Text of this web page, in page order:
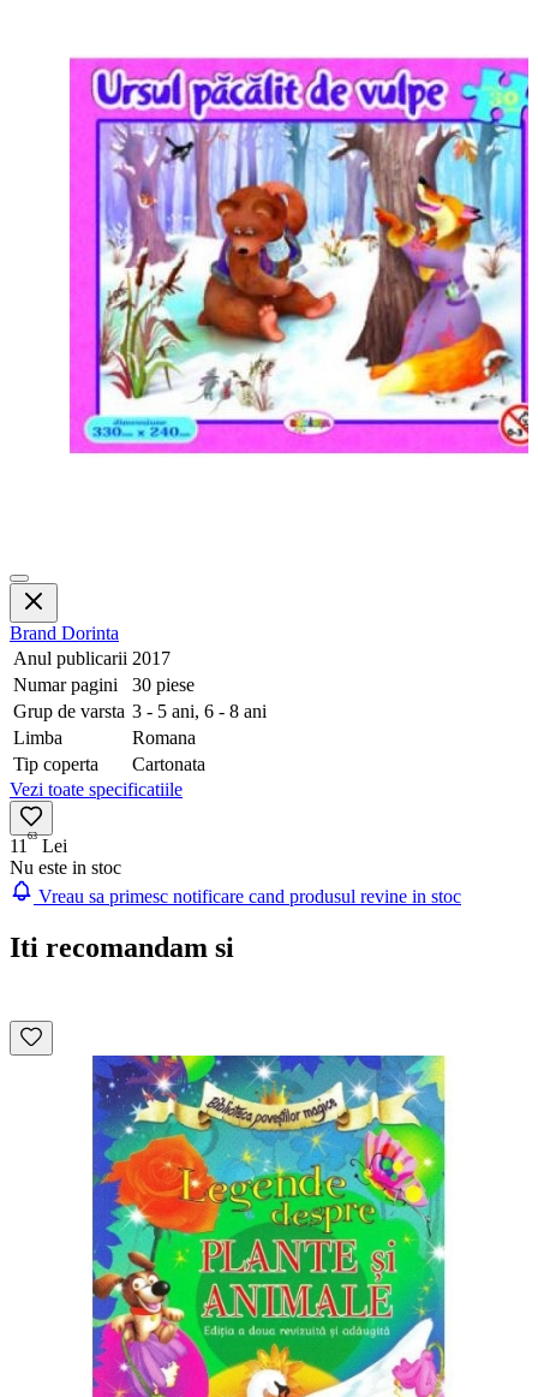
Brand Dorinta
Anul publicarii 2017
Numar pagini
30 piese
Grup de varsta 3 - 5 ani, 6 - 8 ani
Limba
Romana
Tip coperta
Cartonata
Vezi toate specificatiile
11 63 Lei
Nu este in stoc
Vreau sa primesc notificare cand produsul revine in stoc
Iti recomandam si